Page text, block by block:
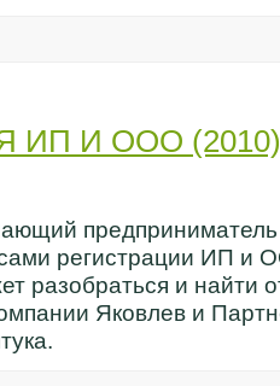
ИП И ООО (2010)
предприниматель
регистрации ИП и
разобраться и найти
Яковлев и